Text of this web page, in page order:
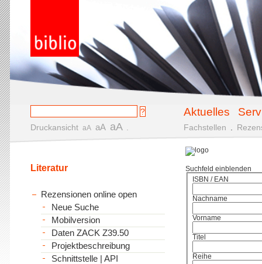
Aktuelles
Druckansicht aA aA aA Fachstellen
Suchfeld einblenden
ISBN / EAN
Nachname
Vorname
Titel
Reihe
Literatur
Rezensionen online open
Neue Suche
Mobilversion
Daten ZACK Z39.50
Projektbeschreibung
Schnittstelle | API